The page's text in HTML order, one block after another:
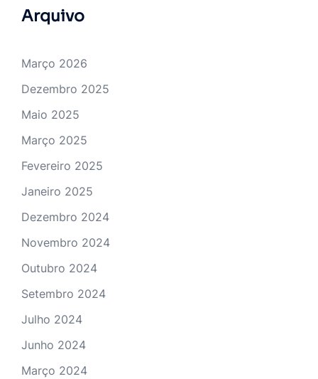
Arquivo
Março 2026
Dezembro 2025
Maio 2025
Março 2025
Fevereiro 2025
Janeiro 2025
Dezembro 2024
Novembro 2024
Outubro 2024
Setembro 2024
Julho 2024
Junho 2024
Março 2024